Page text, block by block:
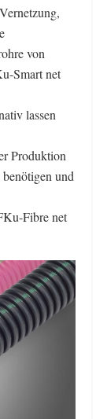
von
Smart net
lassen
Produktion
und
Fibre net